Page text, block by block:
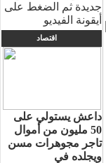
جديدة ثم الضغط على
أيقونة الفيديو
اقتصاد
داعش يستولي على
50 مليون من أموال
تاجر مجوهرات مسن
ويجلده في